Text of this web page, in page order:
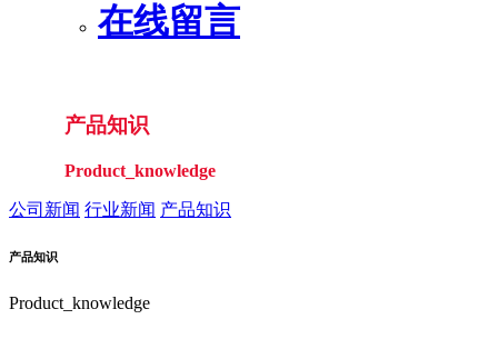
在线留言
产品知识
Product_knowledge
公司新闻 行业新闻 产品知识
产品知识
Product_knowledge